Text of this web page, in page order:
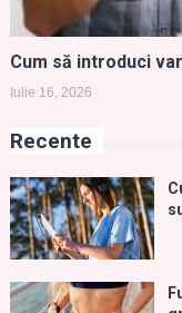
Cum să introduci
Iulie 16, 2026
Recente